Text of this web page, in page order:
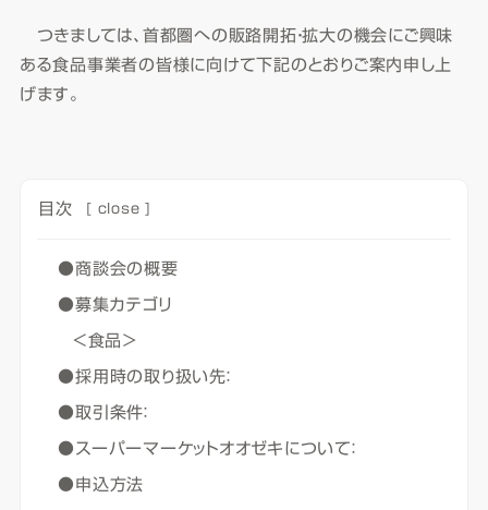
つきましては、首都圏への販路開拓・拡大の機会にご興味
ある食品事業者の皆様に向けて下記のとおりご案内申し上
げます。
目次 [ close ]
●商談会の概要
●募集カテゴリ
＜食品＞
●採用時の取り扱い先：
●取引条件：
●スーパーマーケットオオゼキについて：
●申込方法